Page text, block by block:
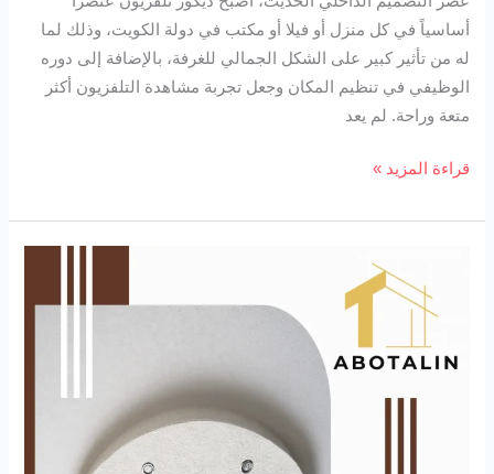
أساسياً في كل منزل أو فيلا أو مكتب في دولة الكويت، وذلك لما
له من تأثير كبير على الشكل الجمالي للغرفة، بالإضافة إلى دوره
الوظيفي في تنظيم المكان وجعل تجربة مشاهدة التلفزيون أكثر
متعة وراحة. لم يعد
قراءة المزيد »
رخيص
94727923